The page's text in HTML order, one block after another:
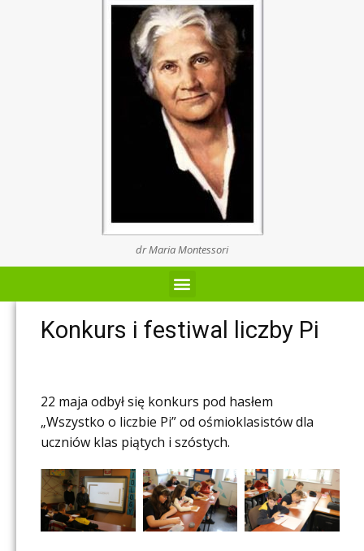
dr Maria Montessori
Konkurs i festiwal liczby Pi
22 maja odbył się konkurs pod hasłem
„Wszystko o liczbie Pi” od ośmioklasistów dla
uczniów klas piątych i szóstych.